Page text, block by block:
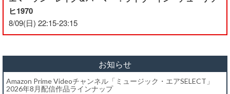
ヒ1970
8/09(日) 22:15-23:15
お知らせ
Amazon Prime Videoチャンネル「ミュージック・エアSELECT」
2026年8月配信作品ラインナップ